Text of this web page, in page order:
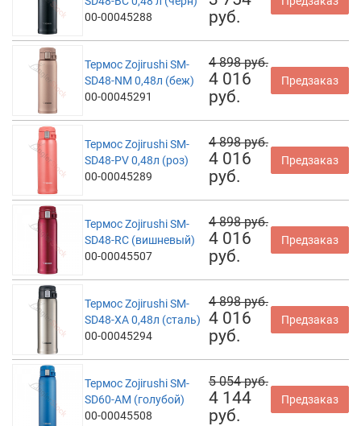
00-00045288
руб.
Термос Zojirushi SM-
SD48-NM 0,48л (беж)
00-00045291
4 898 руб.
4 016
руб.
Предзаказ
Термос Zojirushi SM-
SD48-PV 0,48л (роз)
00-00045289
4 898 руб.
4 016
руб.
Предзаказ
Термос Zojirushi SM-
SD48-RC (вишневый)
00-00045507
4 898 руб.
4 016
руб.
Предзаказ
Термос Zojirushi SM-
SD48-XA 0,48л (сталь)
00-00045294
4 898 руб.
4 016
руб.
Предзаказ
Термос Zojirushi SM-
SD60-AM (голубой)
00-00045508
5 054 руб.
4 144
руб.
Предзаказ